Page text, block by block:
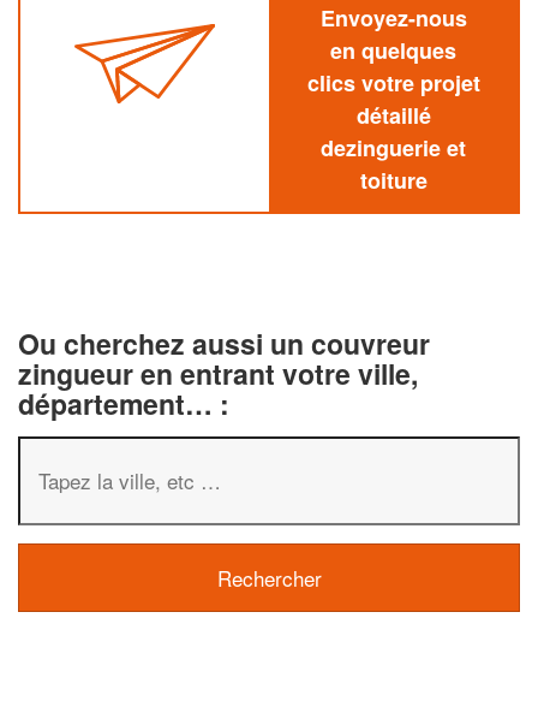
Envoyez-nous
en quelques
clics votre projet
détaillé
dezinguerie et
toiture
Ou cherchez aussi un couvreur
zingueur en entrant votre ville,
département… :